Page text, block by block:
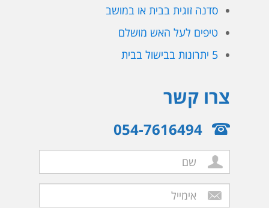
סדנה זוגית בבית או במושב
טיפים לעל האש מושלם
5 יתרונות בבישול בבית
צרו קשר